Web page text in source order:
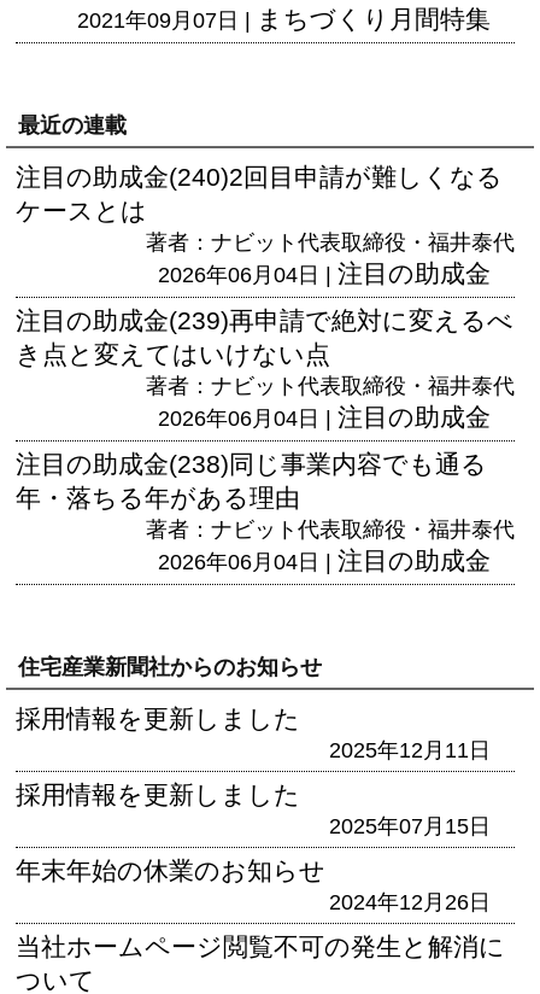
2021年09月07日 | まちづくり月間特集
最近の連載
注目の助成金(240)2回目申請が難しくなる
ケースとは
著者：ナビット代表取締役・福井泰代
2026年06月04日 | 注目の助成金
注目の助成金(239)再申請で絶対に変えるべ
き点と変えてはいけない点
著者：ナビット代表取締役・福井泰代
2026年06月04日 | 注目の助成金
注目の助成金(238)同じ事業内容でも通る
年・落ちる年がある理由
著者：ナビット代表取締役・福井泰代
2026年06月04日 | 注目の助成金
住宅産業新聞社からのお知らせ
採用情報を更新しました
2025年12月11日
採用情報を更新しました
2025年07月15日
年末年始の休業のお知らせ
2024年12月26日
当社ホームページ閲覧不可の発生と解消に
ついて